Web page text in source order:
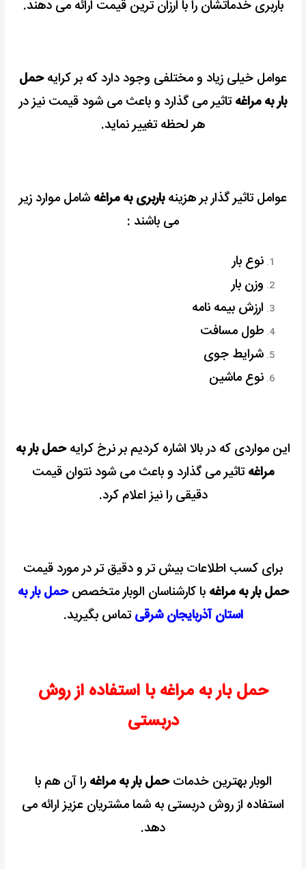
باربری خدماتشان را با ارزان ترین قیمت ارائه می دهند.
عوامل خیلی زیاد و مختلفی وجود دارد که بر کرایهحمل
بار به مراغهتاثیر می گذارد و باعث می شود قیمت نیز در
هر لحظه تغییر نماید.
عوامل تاثیر گذار بر هزینهباربری به مراغه شامل موارد زیر
می باشند :
نوع بار
وزن بار
ارزش بیمه نامه
طول مسافت
شرایط جوی
نوع ماشین
این مواردی که در بالا اشاره کردیم بر نرخ کرایهحمل بار به
مراغهتاثیر می گذارد و باعث می شود نتوان قیمت
دقیقی را نیز اعلام کرد.
برای کسب اطلاعات بیش تر و دقیق تر در مورد قیمت
حمل بار به مراغه با کارشناسان الوبار متخصصحمل بار به
استان آذربایجان شرقیتماس بگیرید.
حمل بار به مراغه با استفاده از روش
دربستی
الوبار بهترین خدماتحمل بار به مراغهرا آن هم با
استفاده از روش دربستی به شما مشتریان عزیز ارائه می
دهد.